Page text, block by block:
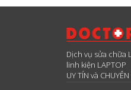
Dịch vụ sửa chữa
linh kiện LAPTOP
UY TÍN và